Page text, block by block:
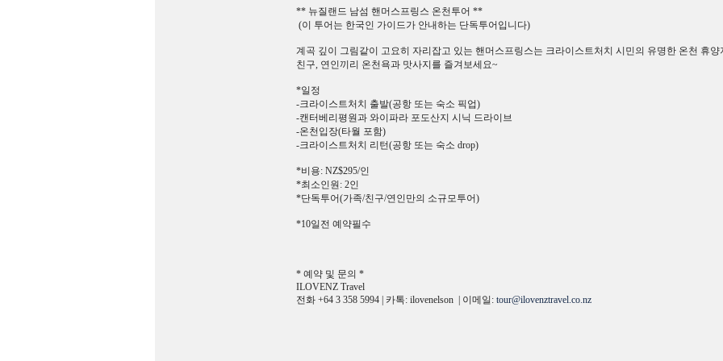
** 뉴질랜드 남섬 핸머스프링스 온천투어 **
(이 투어는 한국인 가이드가 안내하는 단독투어입니다)
계곡 깊이 그림같이 고요히 자리잡고 있는 핸머스프링스는 크라이스트처치 시민의 유명한 온천 휴양
친구, 연인끼리 온천욕과 맛사지를 즐겨보세요~
*일정
-크라이스트처치 출발(공항 또는 숙소 픽업)
-캔터베리평원과 와이파라 포도산지 시닉 드라이브
-온천입장(타월 포함)
-크라이스트처치 리턴(공항 또는 숙소 drop)
*비용: NZ$295/인
*최소인원: 2인
*단독투어(가족/친구/연인만의 소규모투어)
*10일전 예약필수
* 예약 및 문의 *
ILOVENZ Travel
전화 +64 3 358 5994 | 카톡: ilovenelson | 이메일: tour@ilovenztravel.co.nz